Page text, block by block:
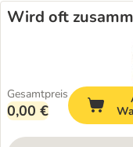
Wird oft
Gesamtpreis
0,00 €